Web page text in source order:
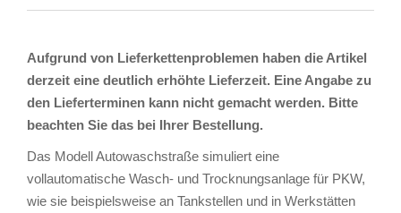
Aufgrund von Lieferkettenproblemen haben die Artikel
derzeit eine deutlich erhöhte Lieferzeit. Eine Angabe zu
den Lieferterminen kann nicht gemacht werden. Bitte
beachten Sie das bei Ihrer Bestellung.
Das Modell Autowaschstraße simuliert eine
vollautomatische Wasch- und Trocknungsanlage für PKW,
wie sie beispielsweise an Tankstellen und in Werkstätten